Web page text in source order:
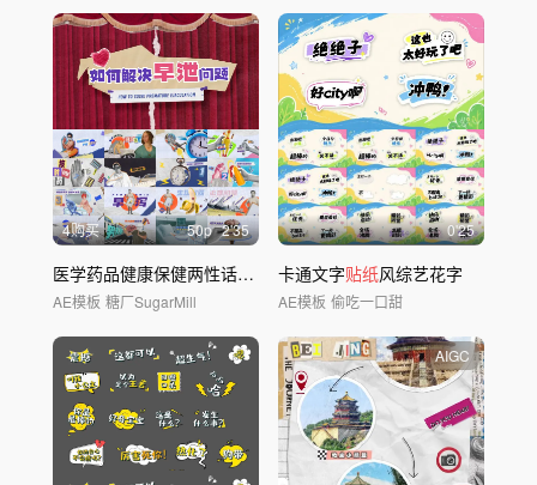
4购买 50p 2'35
医学药品健康保健两性话题科普 贴纸AE模板
AE模板 糖厂SugarMill
0'25
卡通文字贴纸风综艺花字
AE模板 偷吃一口甜
AIGC